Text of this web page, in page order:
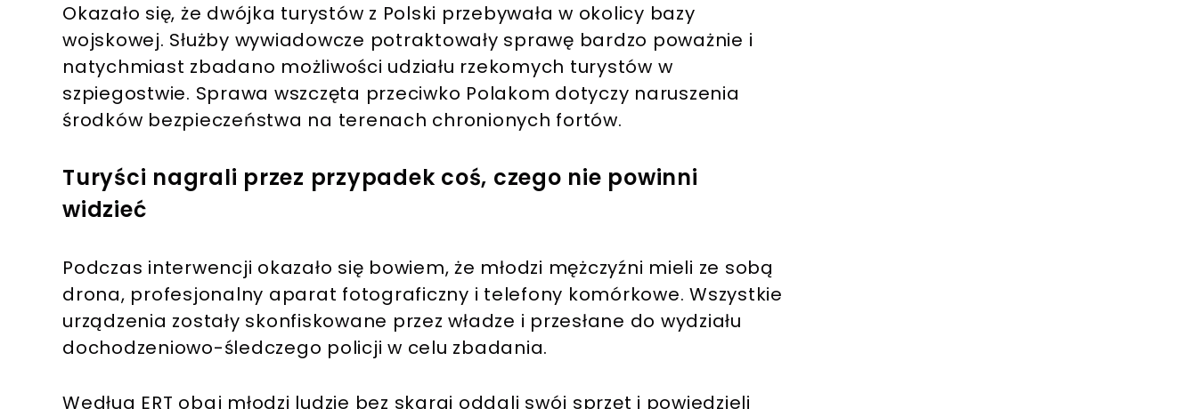
Okazało się, że dwójka turystów z Polski przebywała w okolicy bazy
wojskowej. Służby wywiadowcze potraktowały sprawę bardzo poważnie i
natychmiast zbadano możliwości udziału rzekomych turystów w
szpiegostwie. Sprawa wszczęta przeciwko Polakom dotyczy naruszenia
środków bezpieczeństwa na terenach chronionych fortów.
Turyści nagrali przez przypadek coś, czego nie powinni
widzieć
Podczas interwencji okazało się bowiem, że młodzi mężczyźni mieli ze sobą
drona, profesjonalny aparat fotograficzny i telefony komórkowe. Wszystkie
urządzenia zostały skonfiskowane przez władze i przesłane do wydziału
dochodzeniowo-śledczego policji w celu zbadania.
Według ERT obaj młodzi ludzie bez skargi oddali swój sprzęt i powiedzieli